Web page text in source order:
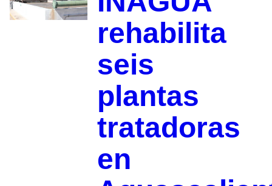
rehabilita
seis
plantas
tratadoras
en